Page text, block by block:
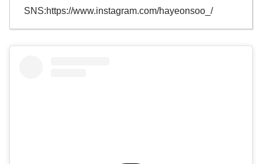
SNS:https://www.instagram.com/hayeonsoo_/